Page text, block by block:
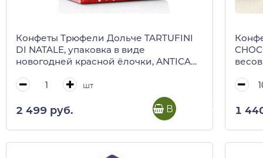
Конфеты Трюфели Дольче TARTUFINI
DI NATALE, упаковка в виде
новогодней красной ёлочки, ANTICA
шт
2 499 руб. В корзину 1